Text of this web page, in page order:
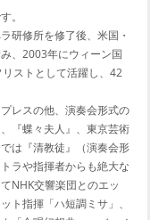
。
研修所を修了後、米国・
、2003年にウィーン国
ストとして活躍し、42
レスの他、演奏会形式の
『蝶々夫人』、東京芸術
は『清教徒』（演奏会形
ラや指揮者からも絶大な
NHK交響楽団とのエッ
ト指揮「ハ短調ミサ」、